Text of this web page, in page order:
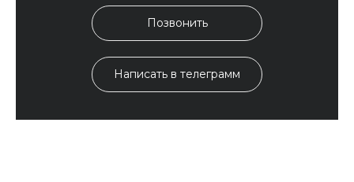
Позвонить
Написать в телеграмм